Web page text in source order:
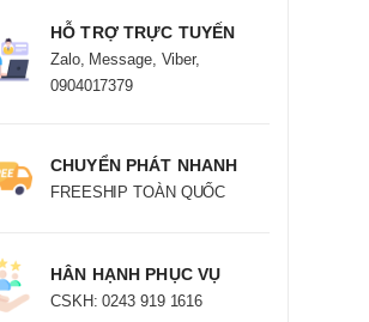
HỖ TRỢ TRỰC TUYẾN
Zalo, Message, Viber,
0904017379
CHUYỂN PHÁT NHANH
FREESHIP TOÀN QUỐC
HÂN HẠNH PHỤC VỤ
CSKH: 0243 919 1616